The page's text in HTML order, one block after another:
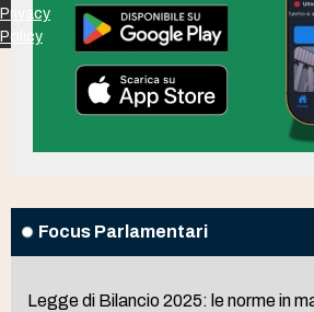
Focus Parlamentari
Legge di Bilancio 2025: le norme in
Privacy
Policy